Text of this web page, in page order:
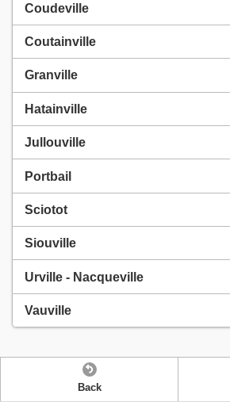
Coudeville
Coutainville
Granville
Hatainville
Jullouville
Portbail
Sciotot
Siouville
Urville - Nacqueville
Vauville
Back